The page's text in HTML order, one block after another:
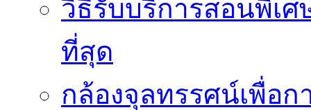
วิธีรับบริการสอนพิเ
ที่สุด
กล้องจุลทรรศน์เพื่อ